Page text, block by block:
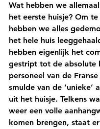
Wat hebben we
het eerste huisje? Om
hebben we alles
het hele huis
hebben eigenlijk het
gestript tot de absolute
personeel van de
smulde van de ‘unieke’
uit het huisje. Telkens
weer een volle
komen brengen, staat